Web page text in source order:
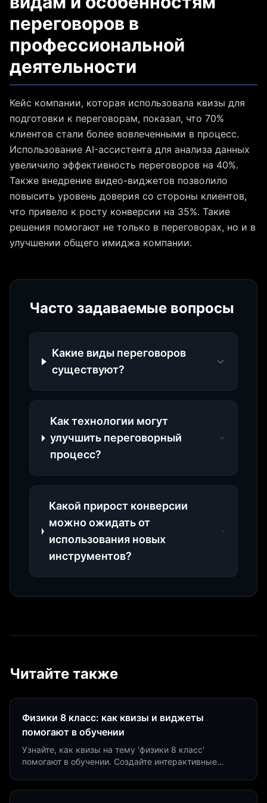
переговоров в
профессиональной
деятельности
Кейс компании, которая использовала квизы для
подготовки к переговорам, показал, что 70%
клиентов стали более вовлеченными в процесс.
Использование AI-ассистента для анализа данных
увеличило эффективность переговоров на 40%.
Также внедрение видео-виджетов позволило
повысить уровень доверия со стороны клиентов,
что привело к росту конверсии на 35%. Такие
решения помогают не только в переговорах, но и в
улучшении общего имиджа компании.
Часто задаваемые вопросы
Какие виды переговоров
существуют?
Как технологии могут
улучшить переговорный
процесс?
Какой прирост конверсии
можно ожидать от
использования новых
инструментов?
Читайте также
Физики 8 класс: как квизы и виджеты
помогают в обучении
Узнайте, как квизы на тему 'физики 8 класс'
помогают в обучении. Создайте интерактивные